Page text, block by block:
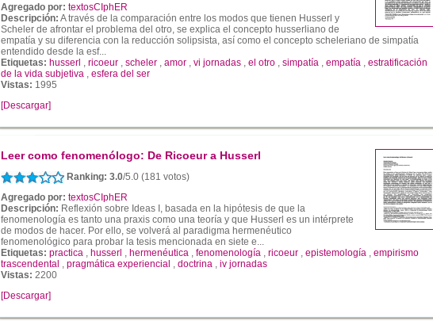
Agregado por: textosCIphER
Descripción: A través de la comparación entre los modos que tienen Husserl y
Scheler de afrontar el problema del otro, se explica el concepto husserliano de
empatía y su diferencia con la reducción solipsista, así como el concepto scheleriano de simpatía
entendido desde la esf...
Etiquetas: husserl , ricoeur , scheler , amor , vi jornadas , el otro , simpatía , empatía , estratificación
de la vida subjetiva , esfera del ser
Vistas: 1995
[Descargar]
Leer como fenomenólogo: De Ricoeur a Husserl
Ranking: 3.0/5.0 (181 votos)
Agregado por: textosCIphER
Descripción: Reflexión sobre Ideas I, basada en la hipótesis de que la
fenomenología es tanto una praxis como una teoría y que Husserl es un intérprete
de modos de hacer. Por ello, se volverá al paradigma hermenéutico
fenomenológico para probar la tesis mencionada en siete e...
Etiquetas: practica , husserl , hermenéutica , fenomenología , ricoeur , epistemología , empirismo
trascendental , pragmática experiencial , doctrina , iv jornadas
Vistas: 2200
[Descargar]